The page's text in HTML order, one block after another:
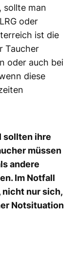
sollte man
oder
ist die
Taucher
oder auch bei
diese
sollten ihre
müssen
andere
Im Notfall
nicht nur sich,
Notsituation